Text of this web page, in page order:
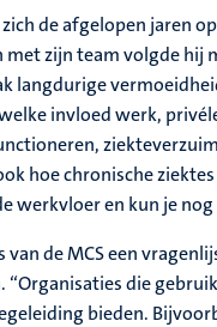
de afgelopen jaren
met zijn team volgde
langdurige
invloed werk,
hoe chronische
en kun je
de MCS een
die
bieden.